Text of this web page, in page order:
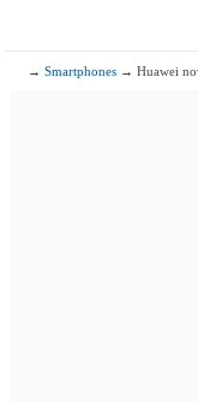
→Smartphones → Huawei